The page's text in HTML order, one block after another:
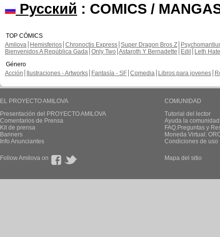
Русский : COMICS /
TOP CÓMICS
Amilova
Hemisferios Chronoctis Express Super Dragon Bros Z
Bienvenidos A República Gada Only Two Astaroth Y Bernadette Edil
Leth Hate
Género
Acción
Ilustraciones - Artworks Fantasía - SF Comedia Libros para jovenes
EL PROYECTO AMILOVA
Presentación del PROYECTO AMILOVA
Comentarios de Prensa
Kit de prensa
Banners
Info Anunciantes
COMUNIDAD
Tutorial del lector
Ayuda la
FAQ.Preguntas y
Moneda Virtual:
Condiciones de uso
Follow Amilova on Mapa del sitio